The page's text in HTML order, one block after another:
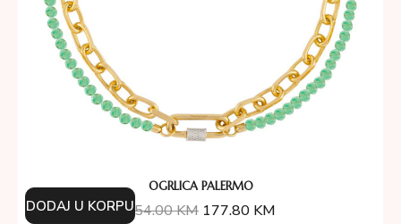
OGRLICA PALERMO
254.00KM 177.80 KM
DODAJ U KORPU